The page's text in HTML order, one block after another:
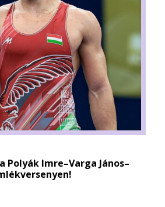
Polyák Imre–Varga János–